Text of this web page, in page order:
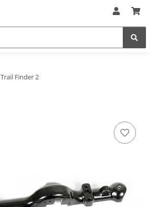
Trail Finder 2